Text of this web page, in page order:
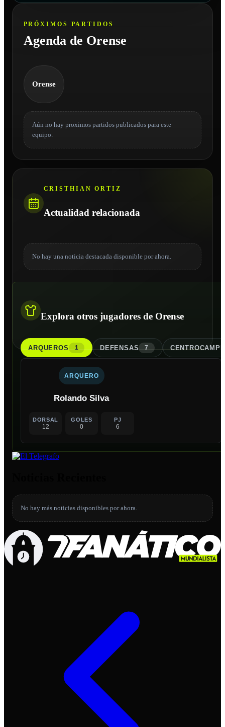
PRÓXIMOS PARTIDOS
Agenda de Orense
Orense
Aún no hay proximos partidos publicados para este
equipo.
CRISTHIAN ORTIZ
Actualidad relacionada
No hay una noticia destacada disponible por ahora.
Explora otros jugadores de Orense
ARQUEROS 1 DEFENSAS 7
ARQUERO
Rolando Silva
DORSAL
12
GOLES
0
PJ
6
No hay más noticias disponibles por ahora.